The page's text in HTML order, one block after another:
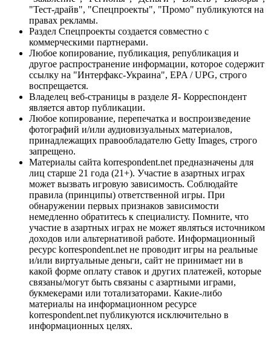
"Тест-драйв", "Спецпроекты", "Промо" публикуются на
правах рекламы.
Раздел Спецпроекты создается совместно с
коммерческими партнерами.
Любое копирование, публикация, републикация и
другое распространение информации, которое содержит
ссылку на "Интерфакс-Украина", EPA / UPG, строго
воспрещается.
Владелец веб-страницы в разделе Я- Корреспондент
является автор публикации.
Любое копирование, перепечатка и воспроизведение
фотографий и/или аудиовизуальных материалов,
принадлежащих правообладателю Getty Images, строго
запрещено.
Материалы сайта korrespondent.net предназначены для
лиц старше 21 года (21+). Участие в азартных играх
может вызвать игровую зависимость. Соблюдайте
правила (принципы) ответственной игры. При
обнаружении первых признаков зависимости
немедленно обратитесь к специалисту. Помните, что
участие в азартных играх не может являться источником
доходов или альтернативой работе. Информационный
ресурс korrespondent.net не проводит игры на реальные
и/или виртуальные деньги, сайт не принимает ни в
какой форме оплату ставок и других платежей, которые
связаны/могут быть связаны с азартными играми,
букмекерами или тотализаторами. Какие-либо
материалы на информационном ресурсе
korrespondent.net публикуются исключительно в
информационных целях.